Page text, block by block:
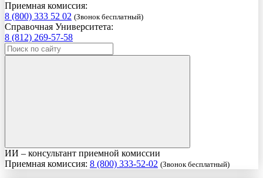
Приемная комиссия:
8 (800) 333 52 02 (Звонок бесплатный)
Справочная Университета:
8 (812) 269-57-58
ИИ – консультант приемной комиссии
Приемная комиссия: 8 (800) 333-52-02 (Звонок бесплатный)